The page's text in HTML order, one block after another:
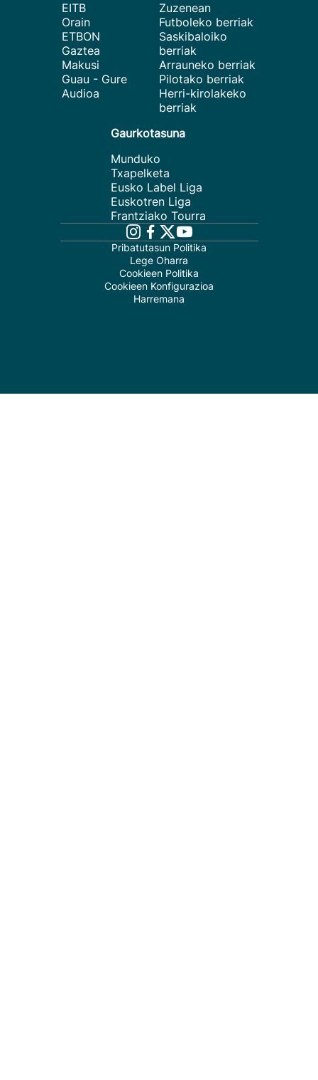
EITB
Orain
ETBON
Gaztea
Makusi
Guau - Gure
Audioa
Zuzenean
Futboleko berriak
Saskibaloiko
berriak
Arrauneko berriak
Pilotako berriak
Herri-kirolakeko
berriak
Gaurkotasuna
Munduko
Txapelketa
Eusko Label Liga
Euskotren Liga
Frantziako Tourra
Pribatutasun Politika
Lege Oharra
Cookieen Politika
Cookieen Konfigurazioa
Harremana